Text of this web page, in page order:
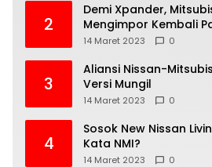
2
Demi Xpander,
Mengimpor Kembali
14 Maret 2023 0
3
Aliansi Nissan-
Versi Mungil
14 Maret 2023 0
4
Sosok New Nissan
Kata NMI?
14 Maret 2023 0